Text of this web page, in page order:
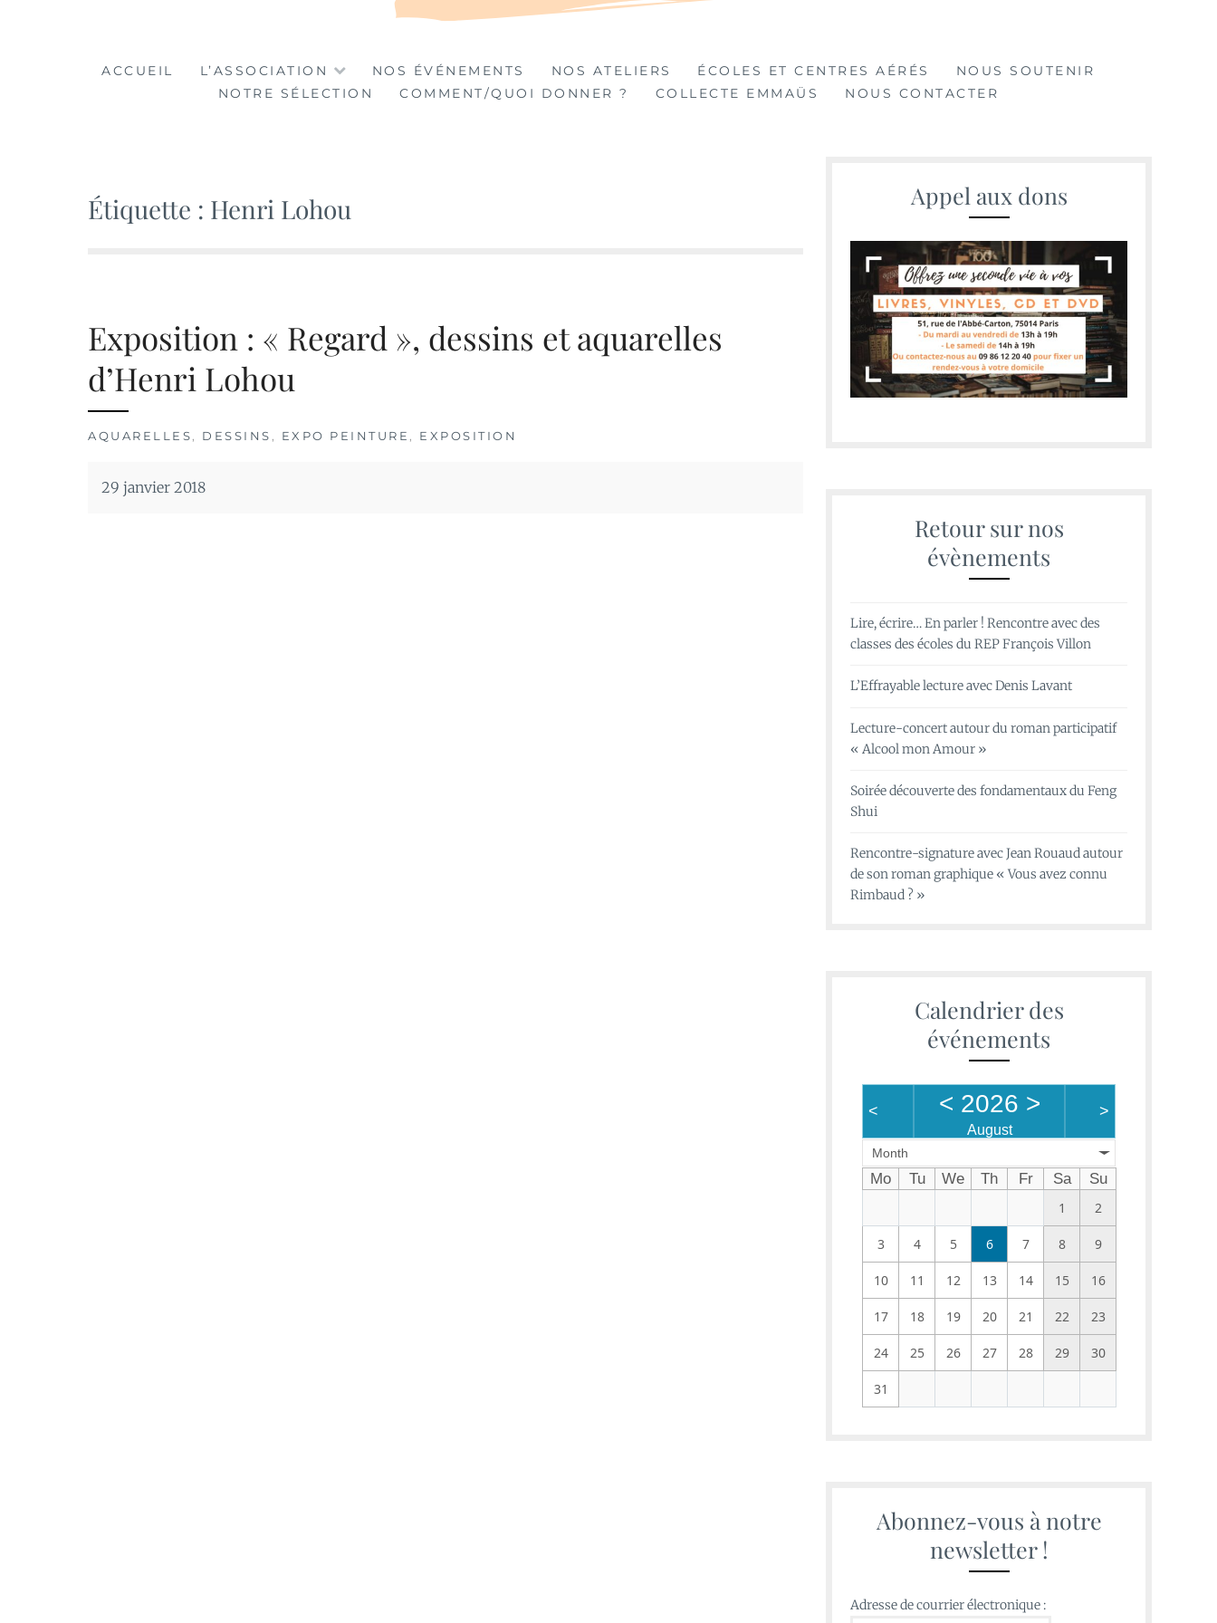
LA TABLE DES MATIÈRES
ACCUEIL L’ASSOCIATION NOS ÉVÉNEMENTS NOS ATELIERS ÉCOLES ET CENTRES AÉRÉS
NOUS SOUTENIR
NOTRE SÉLECTION
COMMENT/QUOI DONNER ? COLLECTE EMMAÜS NOUS CONTACTER
Étiquette : Henri Lohou
Exposition : « Regard », dessins et aquarelles
d’Henri Lohou
AQUARELLES, DESSINS , EXPO PEINTURE , EXPOSITION
29 janvier 2018
Appel aux dons
Retour sur nos
évènements
Lire, écrire… En parler ! Rencontre avec des
classes des écoles du REP François Villon
L’Effrayable lecture avec Denis Lavant
Lecture-concert autour du roman participatif
« Alcool mon Amour »
Soirée découverte des fondamentaux du Feng
Shui
Rencontre-signature avec Jean Rouaud autour
de son roman graphique « Vous avez connu
Rimbaud ? »
Calendrier des
événements
< < 2026 >
August
>
Month
Mo Tu We Th Fr Sa
Su
1
2
3 4 5 6 7 8 9
10 11 12 13 14 15 16
17 18 19 20 21 22 23
24 25 26 27 28 29 30
31
Abonnez-vous à notre
newsletter !
Adresse de courrier électronique :